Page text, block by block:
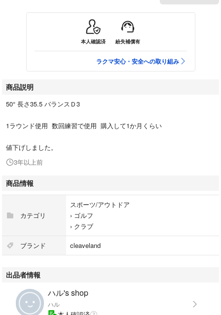
本人確認済 紛失補償有
ラクマ安心・安全への取り組み
商品説明
50° 長さ35.5 バランスＤ3
1ラウンド使用 数回練習で使用 購入して1か月くらい
値下げしました。
3年以上前
商品情報
カテゴリ
スポーツ/アウトドア
› ゴルフ
› クラブ
ブランド cleaveland
出品者情報
ハル's shop
ハル